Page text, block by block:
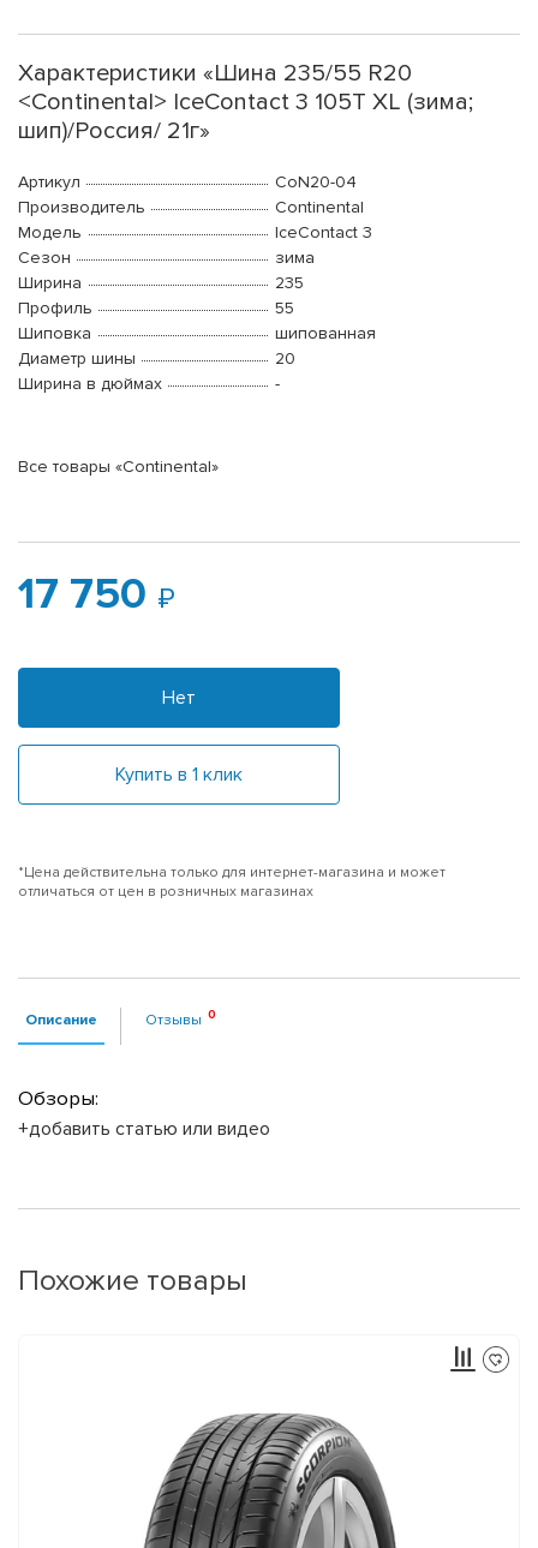
Характеристики «Шина 235/55 R20
<Continental> IceContact 3 105T XL (зима;
шип)/Россия/ 21г»
Артикул
CoN20-04
Производитель
Continental
Модель
IceContact 3
Сезон
зима
Ширина
235
Профиль
55
Шиповка
шипованная
Диаметр шины
20
Ширина в дюймах
-
Все товары «Continental»
17 750
Нет
Купить в 1 клик
*Цена действительна только для интернет-магазина и может
отличаться от цен в розничных магазинах
Описание Отзывы
Обзоры:
+добавить статью или видео
Похожие товары